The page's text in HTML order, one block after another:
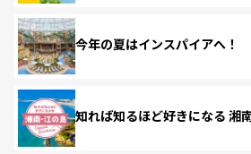
今年の夏はインスパイアへ！
知れば知るほど好きになる 湘